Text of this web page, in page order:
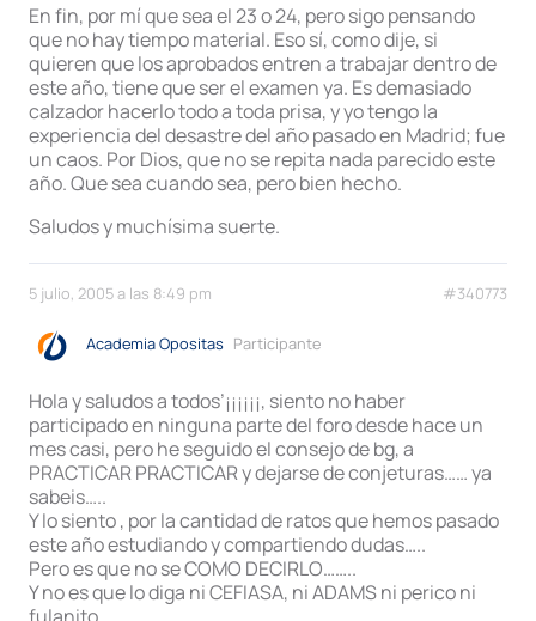
En fin, por mí que sea el 23 o 24, pero sigo pensando
que no hay tiempo material. Eso sí, como dije, si
quieren que los aprobados entren a trabajar dentro de
este año, tiene que ser el examen ya. Es demasiado
calzador hacerlo todo a toda prisa, y yo tengo la
experiencia del desastre del año pasado en Madrid; fue
un caos. Por Dios, que no se repita nada parecido este
año. Que sea cuando sea, pero bien hecho.
Saludos y muchísima suerte.
5 julio, 2005 a las 8:49 pm #340773
Academia Opositas Participante
Hola y saludos a todos’¡¡¡¡¡¡, siento no haber
participado en ninguna parte del foro desde hace un
mes casi, pero he seguido el consejo de bg, a
PRACTICAR PRACTICAR y dejarse de conjeturas…… ya
sabeis…..
Y lo siento , por la cantidad de ratos que hemos pasado
este año estudiando y compartiendo dudas…..
Pero es que no se COMO DECIRLO……..
Y no es que lo diga ni CEFIASA, ni ADAMS ni perico ni